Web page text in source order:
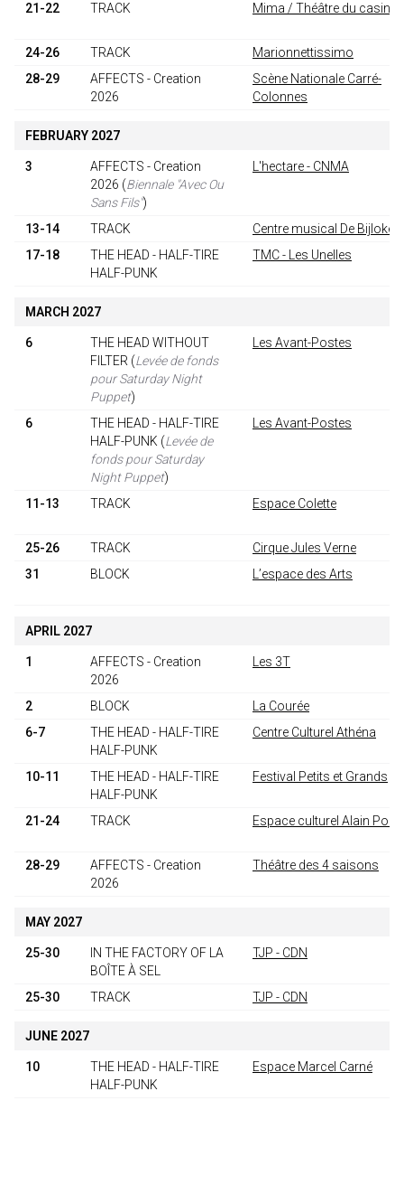
21-22 TRACK Mima / Théâtre du casino
24-26 TRACK
Marionnettissimo
28-29
AFFECTS - Creation
2026
Scène Nationale Carré-
Colonnes
FEBRUARY 2027
3
AFFECTS - Creation
2026 (Biennale "Avec Ou
Sans Fils")
L'hectare - CNMA
13-14 TRACK
Centre musical De Bijloke
17-18
THE HEAD - HALF-TIRE
HALF-PUNK
TMC - Les Unelles
MARCH 2027
6
THE HEAD WITHOUT
FILTER (Levée de fonds
pour Saturday Night
Puppet)
Les Avant-Postes
6
THE HEAD - HALF-TIRE
HALF-PUNK (Levée de
fonds pour Saturday
Night Puppet)
Les Avant-Postes
11-13 TRACK Espace Colette
25-26 TRACK
Cirque Jules Verne
31
BLOCK L’espace des Arts
APRIL 2027
1
AFFECTS - Creation
2026
Les 3T
2 BLOCK
La Courée
6-7
THE HEAD - HALF-TIRE
HALF-PUNK
Centre Culturel Athéna
10-11
THE HEAD - HALF-TIRE
HALF-PUNK
Festival Petits et Grands
21-24 TRACK Espace culturel Alain
28-29
AFFECTS - Creation
2026
Théâtre des 4 saisons
MAY 2027
25-30
IN THE FACTORY OF LA
BOÎTE À SEL
TJP - CDN
25-30 TRACK TJP - CDN
JUNE 2027
10
THE HEAD - HALF-TIRE
HALF-PUNK
Espace Marcel Carné